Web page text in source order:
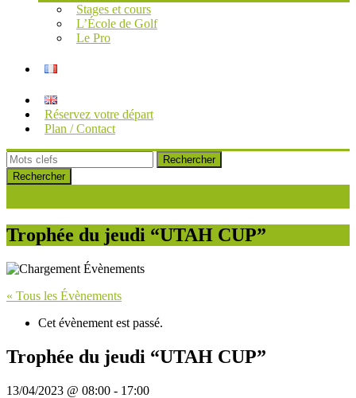
Stages et cours
L’École de Golf
Le Pro
Réservez votre départ
Plan / Contact
Rechercher
Trophée du jeudi “UTAH CUP”
« Tous les Évènements
Cet évènement est passé.
Trophée du jeudi “UTAH CUP”
13/04/2023 @ 08:00 - 17:00